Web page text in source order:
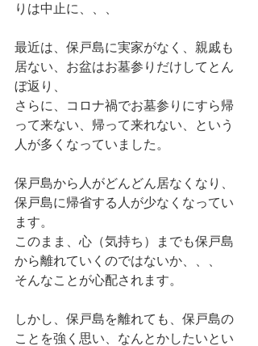
りは中止に、、、
最近は、保戸島に実家がなく、親戚も
居ない、お盆はお墓参りだけしてとん
ぼ返り、
さらに、コロナ禍でお墓参りにすら帰
って来ない、帰って来れない、という
人が多くなっていました。
保戸島から人がどんどん居なくなり、
保戸島に帰省する人が少なくなってい
ます。
このまま、心（気持ち）までも保戸島
から離れていくのではないか、、、
そんなことが心配されます。
しかし、保戸島を離れても、保戸島の
ことを強く思い、なんとかしたいとい